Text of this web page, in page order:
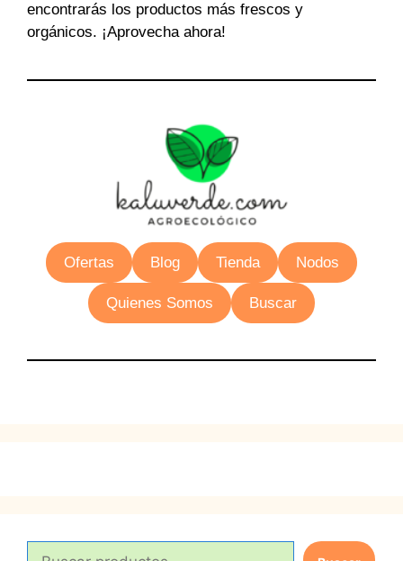
encontrarás los productos más frescos y
orgánicos. ¡Aprovecha ahora!
Ofertas Blog Tienda Nodos
Quienes Somos Buscar